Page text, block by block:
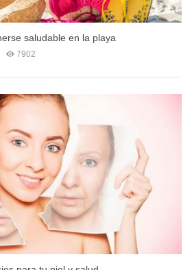
saludable en la playa
7902